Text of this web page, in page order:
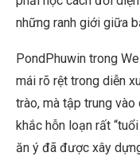
những ranh giới giữa
PondPhuwin trong
mái rõ rệt trong diễn
trào, mà tập trung
khắc hỗn loạn rất
ăn ý đã được xây